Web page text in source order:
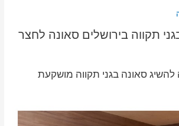
תקווה בירושלים סאונה לחצר
סאונה בגני תקווה מושקעת